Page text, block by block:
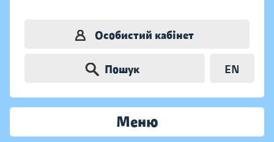
Особистий кабінет
Пошук EN
Меню